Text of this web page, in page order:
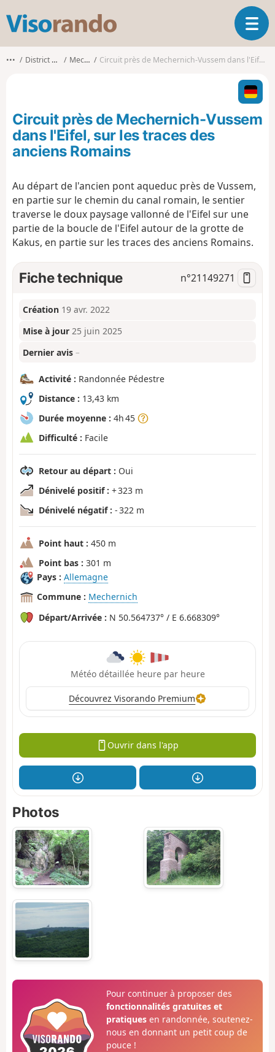
s
o
o
O
u
v
i
r
l
a
g
n
••• District de Cologne Mechernich Circuit près de Mechernich-Vussem dans l'Eifel, sur les traces des anciens Romains
Circuit près de Mechernich-Vussem
dans l'Eifel, sur les traces des
anciens Romains
Au départ de l'ancien pont aqueduc près de Vussem,
en partie sur le chemin du canal romain, le sentier
traverse le doux paysage vallonné de l'Eifel sur une
partie de la boucle de l'Eifel autour de la grotte de
Kakus, en partie sur les traces des anciens Romains.
Fiche technique n°21149271
Création 19 avr. 2022
Mise à jour 25 juin 2025
Dernier avis –
Activité : Randonnée Pédestre
Distance : 13,43 km
Durée moyenne : 4h 45
Difficulté : Facile
Retour au départ : Oui
Dénivelé positif : + 323 m
Dénivelé négatif : - 322 m
Point haut : 450 m
Point bas : 301 m
Pays : Allemagne
Commune : Mechernich
Départ/Arrivée : N 50.564737° / E 6.668309°
Météo détaillée heure par heure
Découvrez Visorando Premium
Ouvrir dans l'app
Photos
Pour continuer à proposer des
fonctionnalités gratuites et
pratiquesen randonnée, soutenez-
nous en donnant un petit coup de
pouce !